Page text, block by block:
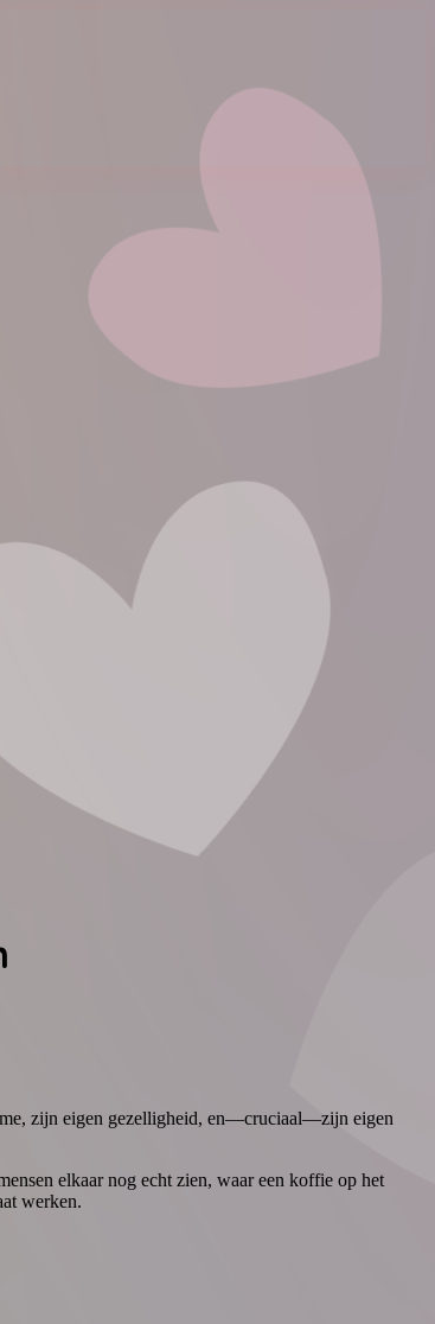
zijn eigen gezelligheid, en—cruciaal—zijn eigen
elkaar nog echt zien, waar een koffie op het
werken.